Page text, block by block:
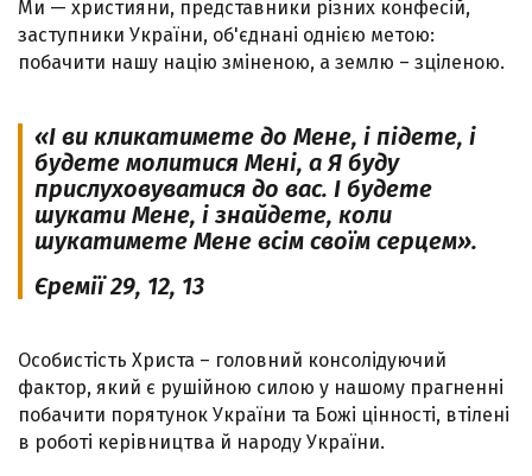
Ми — християни, представники різних конфесій,
заступники України, об'єднані однією метою:
побачити нашу націю зміненою, а землю – зціленою.
«І ви кликатимете до Мене, і підете, і
будете молитися Мені, а Я буду
прислуховуватися до вас. І будете
шукати Мене, і знайдете, коли
шукатимете Мене всім своїм серцем».
Єремії 29, 12, 13
Особистість Христа – головний консолідуючий
фактор, який є рушійною силою у нашому прагненні
побачити порятунок України та Божі цінності, втілені
в роботі керівництва й народу України.